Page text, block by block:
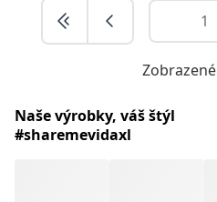
Zobrazené
Naše výrobky, váš štýl
#sharemevidaxl